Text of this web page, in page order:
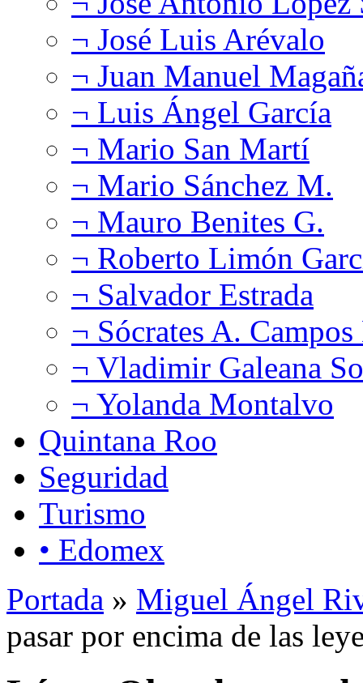
¬ José Luis Arévalo
¬ Juan Manuel
¬ Luis Ángel García
¬ Mario San Martí
¬ Mario Sánchez M.
¬ Mauro Benites G.
¬ Roberto Limón
¬ Salvador Estrada
¬ Sócrates A.
¬ Vladimir Galeana
¬ Yolanda Montalvo
Quintana Roo
Seguridad
Turismo
• Edomex
Portada » Miguel Ángel
pasar por encima de las